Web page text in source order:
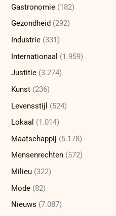
Gastronomie (182)
Gezondheid (292)
Industrie (331)
Internationaal (1.959)
Justitie (3.274)
Kunst (236)
Levensstijl (524)
Lokaal (1.014)
Maatschappij (5.178)
Mensenrechten (572)
Milieu (322)
Mode (82)
Nieuws (7.087)